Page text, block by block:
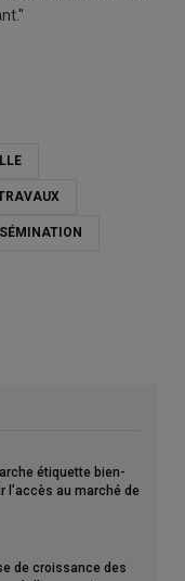
étiquette bien-
l’accès au marché de
de croissance des